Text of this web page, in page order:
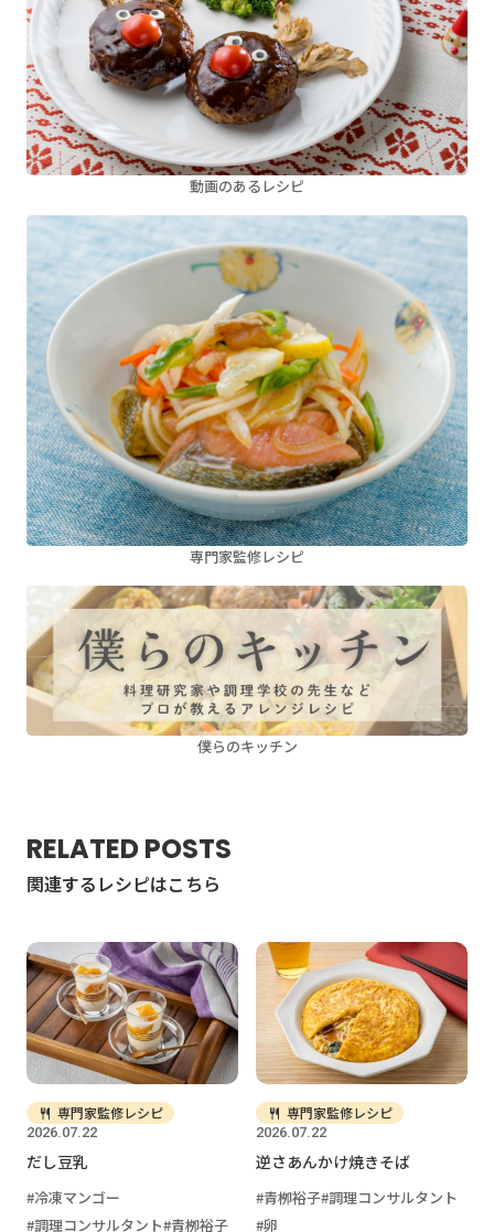
動画のあるレシピ
専門家監修レシピ
僕らのキッチン
RELATED POSTS
関連するレシピはこちら
2026.07.22
専門家監修レシピ
だし豆乳
冷凍マンゴー
調理コンサルタント 青栁裕子
2026.07.22
専門家監修レシピ
逆さあんかけ焼きそば
青栁裕子 調理コンサルタント
卵